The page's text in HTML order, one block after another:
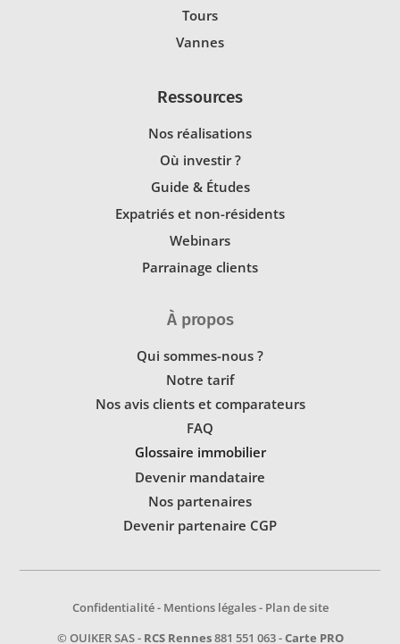
Tours
Vannes
Ressources
Nos réalisations
Où investir ?
Guide & Études
Expatriés et non-résidents
Webinars
Parrainage clients
À propos
Qui sommes-nous ?
Notre tarif
Nos avis clients et comparateurs
FAQ
Glossaire immobilier
Devenir mandataire
Nos partenaires
Devenir partenaire CGP
Confidentialité- Mentions légales- Plan de site
© OUIKER SAS - RCS Rennes881 551 063 -Carte PRO